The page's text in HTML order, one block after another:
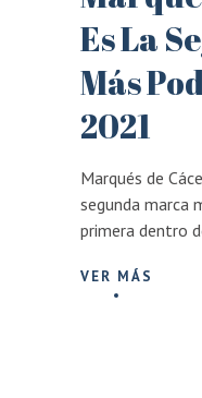
Es La
Más
2021
Marqués de
segunda marca
primera dentro
VER MÁS